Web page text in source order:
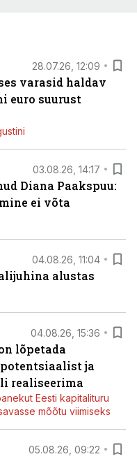
28.07.26, 12:09
varasid haldav
euro suurust
03.08.26, 14:17
Diana Paakspuu:
ei võta
04.08.26, 11:04
alustas
04.08.26, 15:36
lõpetada
ja
realiseerima
Eesti kapitalituru
mõõtu viimiseks
05.08.26, 09:22